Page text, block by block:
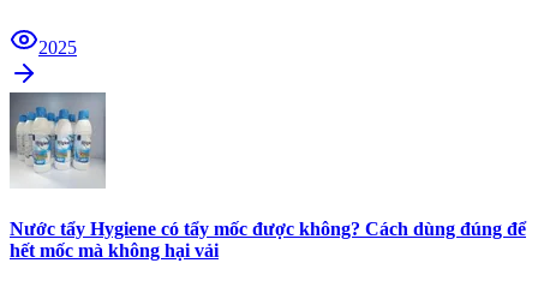
2025
Nước tẩy Hygiene có tẩy mốc được không? Cách dùng đúng để
hết mốc mà không hại vải